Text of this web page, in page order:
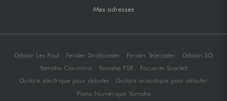
Mes adresses
Gibson Les Paul Fender Stratocaster Fender Telecaster
Gibson SG
Yamaha Clavinova
Yamaha PSR
Focusrite Scarlett
Guitare électrique pour débuter
Guitare acoustique pour débuter
Piano Numérique Yamaha